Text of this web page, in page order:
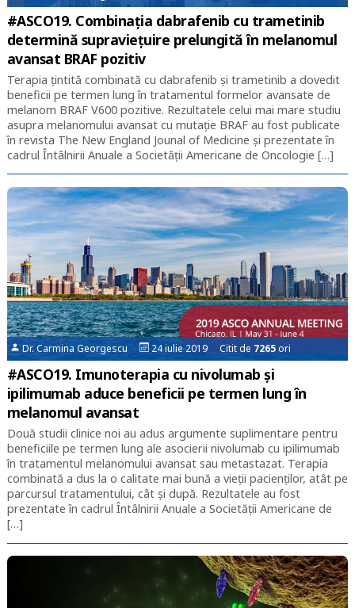
#ASCO19. Combinația dabrafenib cu trametinib
determină supraviețuire prelungită în melanomul
avansat BRAF pozitiv
Terapia țintită combinată cu dabrafenib și trametinib a dovedit
beneficii pe termen lung în tratamentul formelor avansate de
melanom BRAF V600 pozitive. Rezultatele celui mai mare studiu
asupra melanomului avansat cu mutație BRAF au fost publicate
în revista The New England Jounal of Medicine și prezentate în
cadrul Întâlnirii Anuale a Societății Americane de Oncologie […]
Dr. Carmina Georgescu 24 iulie 2019 Citit de 7265ori
#ASCO19. Imunoterapia cu nivolumab și
ipilimumab aduce beneficii pe termen lung în
melanomul avansat
Două studii clinice noi au adus argumente suplimentare pentru
beneficiile pe termen lung ale asocierii nivolumab cu ipilimumab
în tratamentul melanomului avansat sau metastazat. Terapia
combinată a dus la o calitate mai bună a vieții pacienților, atât pe
parcursul tratamentului, cât și după. Rezultatele au fost
prezentate în cadrul Întâlnirii Anuale a Societății Americane de
[…]